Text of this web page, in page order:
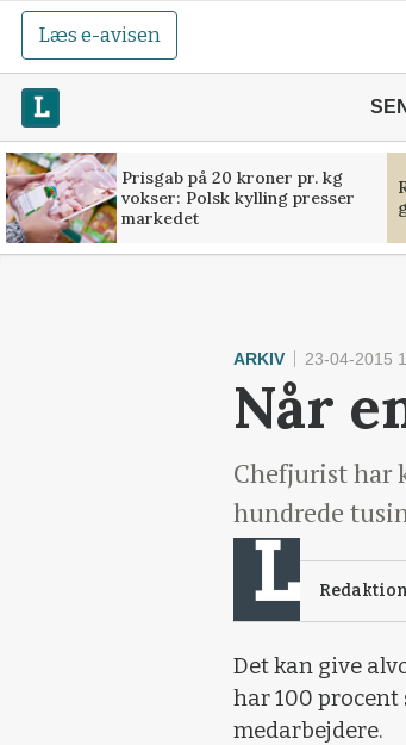
Læs e-avisen
Prisgab på 20 kroner pr. kg
vokser: Polsk kylling presser
markedet
ARKIV 23-04-2015
Når
Chefjurist har
hundrede
Det kan give
har 100
medarbejdere.